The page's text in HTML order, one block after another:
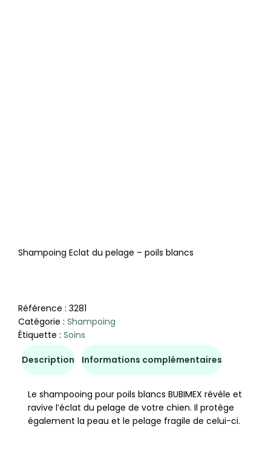
Shampoing Eclat du pelage – poils blancs
Référence : 3281
Catégorie : Shampoing
Étiquette : Soins
Description Informations complémentaires
Le shampooing pour poils blancs BUBIMEX révèle et
ravive l’éclat du pelage de votre chien. Il protège
également la peau et le pelage fragile de celui-ci.